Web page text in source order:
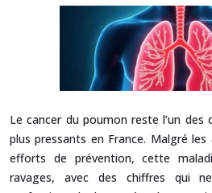
Le cancer du poumon reste l’un des
plus pressants en France. Malgré
efforts de prévention, cette
ravages, avec des chiffres qui